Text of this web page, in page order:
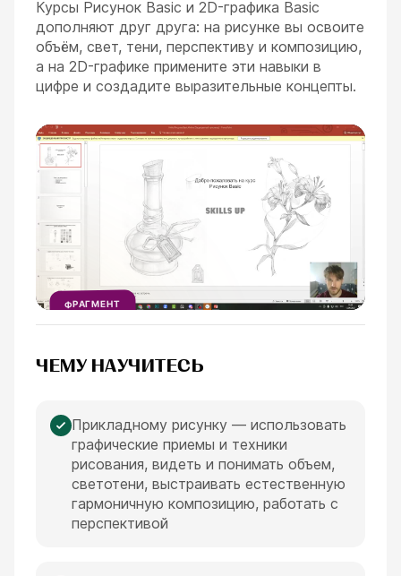
Курсы Рисунок Basic и 2D-графика Basic
дополняют друг друга: на рисунке вы освоите
объём, свет, тени, перспективу и композицию,
а на 2D-графике примените эти навыки в
цифре и создадите выразительные концепты.
ФРАГМЕНТ
ЧЕМУ НАУЧИТЕСЬ
Прикладному рисунку — использовать
графические приемы и техники
рисования, видеть и понимать объем,
светотени, выстраивать естественную
гармоничную композицию, работать с
перспективой